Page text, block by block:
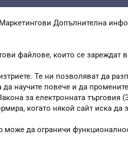
Маркетингови Допълнителна
файлове, които се
Те ни позволяват да
да научите повече и да
за електронната търговия
когато някой сайт иска
може да ограничи